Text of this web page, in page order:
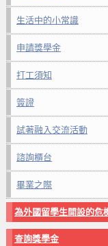
生活中的小常識
申請獎學金
打工須知
簽證
試著融入交流活動
諮詢櫃台
畢業之際
為外國留學生開設的危
查詢獎學金